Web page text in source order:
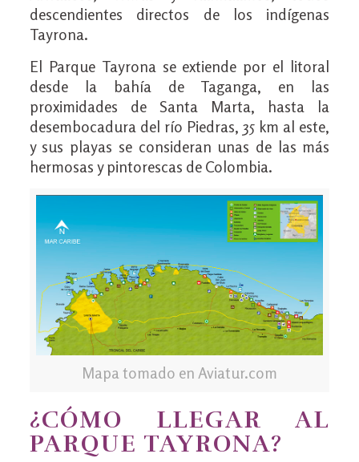
descendientes directos de los indígenas
Tayrona.
El Parque Tayrona se extiende por el litoral
desde la bahía de Taganga, en las
proximidades de Santa Marta, hasta la
desembocadura del río Piedras, 35 km al este,
y sus playas se consideran unas de las más
hermosas y pintorescas de Colombia.
Mapa tomado en Aviatur.com
¿CÓMO LLEGAR AL
PARQUE TAYRONA?